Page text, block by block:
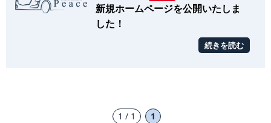
新規ホームページを公開いたしま
した！
続きを読む
1 / 1 1